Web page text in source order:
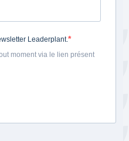
Leaderplant.
moment via le lien présent